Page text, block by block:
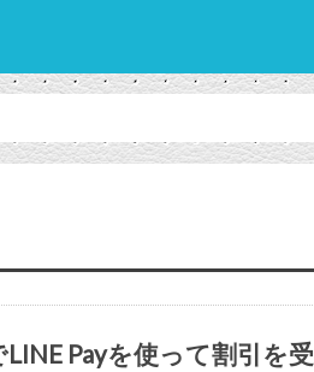
Payを使って割引を受